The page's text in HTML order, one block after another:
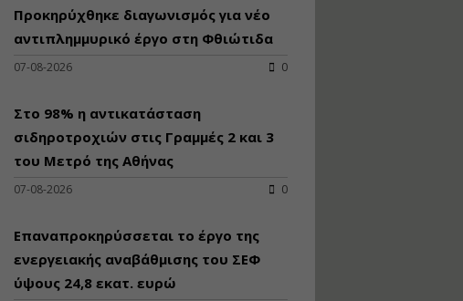
Προκηρύχθηκε διαγωνισμός για νέo
αντιπλημμυρικό έργο στη Φθιώτιδα
07-08-2026 0
Στο 98% η αντικατάσταση
σιδηροτροχιών στις Γραμμές 2 και 3
του Μετρό της Αθήνας
07-08-2026 0
Επαναπροκηρύσσεται το έργο της
ενεργειακής αναβάθμισης του ΣΕΦ
ύψους 24,8 εκατ. ευρώ
κατάταξης
Νικόλαος Σαρούκος
Τιμή από: €145.00